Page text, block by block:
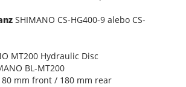
SHIMANO CS-HG400-9 alebo CS-
MT200 Hydraulic Disc
BL-MT200
mm front / 180 mm rear